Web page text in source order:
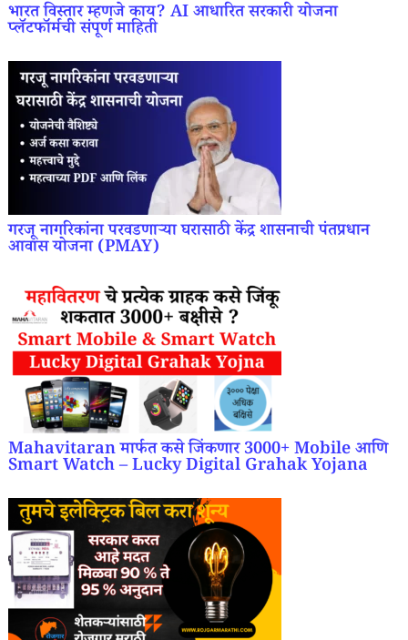
भारत विस्तार म्हणजे काय? AI आधारित सरकारी योजना
प्लॅटफॉर्मची संपूर्ण माहिती
गरजू नागरिकांना परवडणाऱ्या घरासाठी केंद्र शासनाची पंतप्रधान
आवास योजना (PMAY)
Mahavitaran मार्फत कसे जिंकणार 3000+ Mobile आणि
Smart Watch – Lucky Digital Grahak Yojana